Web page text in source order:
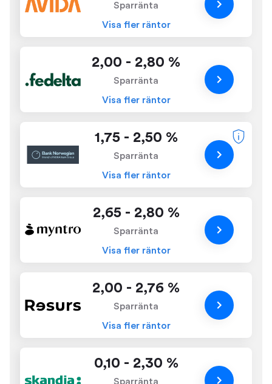
Sparränta
Visa fler räntor
2,00 - 2,80 %
Sparränta
Visa fler räntor
1,75 - 2,50 %
Sparränta
Visa fler räntor
2,65 - 2,80 %
Sparränta
Visa fler räntor
2,00 - 2,76 %
Sparränta
Visa fler räntor
0,10 - 2,30 %
Sparränta